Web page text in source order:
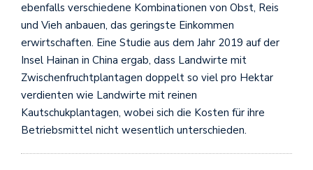
ebenfalls verschiedene Kombinationen von Obst, Reis
und Vieh anbauen, das geringste Einkommen
erwirtschaften. Eine Studie aus dem Jahr 2019 auf der
Insel Hainan in China ergab, dass Landwirte mit
Zwischenfruchtplantagen doppelt so viel pro Hektar
verdienten wie Landwirte mit reinen
Kautschukplantagen, wobei sich die Kosten für ihre
Betriebsmittel nicht wesentlich unterschieden.